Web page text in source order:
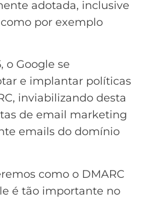
adotada, inclusive
por exemplo
, o Google se
e implantar políticas
inviabilizando desta
de email marketing
emails do domínio
como o DMARC
é tão importante no